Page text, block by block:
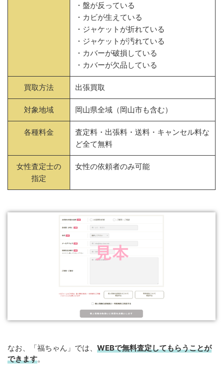
・盤が反っている
・カビが生えている
・ジャケットが折れている
・ジャケットが汚れている
・カバーが破損している
・カバーが欠品している
買取方法 出張買取
対象地域 岡山県全域（岡山市も含む）
各種料金
査定料・出張料・送料・キャンセル料な
ど全て無料
女性査定士の
指定
女性の依頼者のみ可能
なお、「福ちゃん」では、 WEBで無料査定してもらうことが
できます。